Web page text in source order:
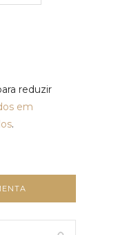
reduzir
em
.